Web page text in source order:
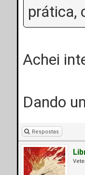
prática,
Achei
Dando
Respostas